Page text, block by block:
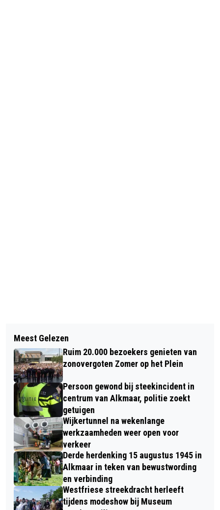
REGIONAAL ARCHIEF ALKMAAR:
NIEUWE ARCHIEFSTUKKEN OPENBAAR
VAN O.A. TWEEDE WERELDOORLOG
MAN ZWAARGEWOND NA
MISHANDELING OP PLATTE
STENENBRUG; POLITIE ZOEKT
GETUIGEN
Meest Gelezen
Ruim 20.000 bezoekers genieten van
zonovergoten Zomer op het Plein
Persoon gewond bij steekincident in
centrum van Alkmaar, politie zoekt
getuigen
Wijkertunnel na wekenlange
werkzaamheden weer open voor
verkeer
Derde herdenking 15 augustus 1945 in
Alkmaar in teken van bewustwording
en verbinding
Westfriese streekdracht herleeft
tijdens modeshow bij Museum